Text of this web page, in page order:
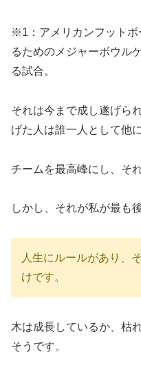
※1：アメリカンフットボ
るためのメジャーボウル
る試合。
それは今まで成し遂げら
げた人は誰一人として他
チームを最高峰にし、そ
しかし、それが私が最も
人生にルールがあり、
けです。
木は成長しているか、枯
そうです。